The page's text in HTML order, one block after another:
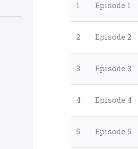
1 Episode 1
2 Episode 2
3 Episode 3
4 Episode 4
5 Episode 5